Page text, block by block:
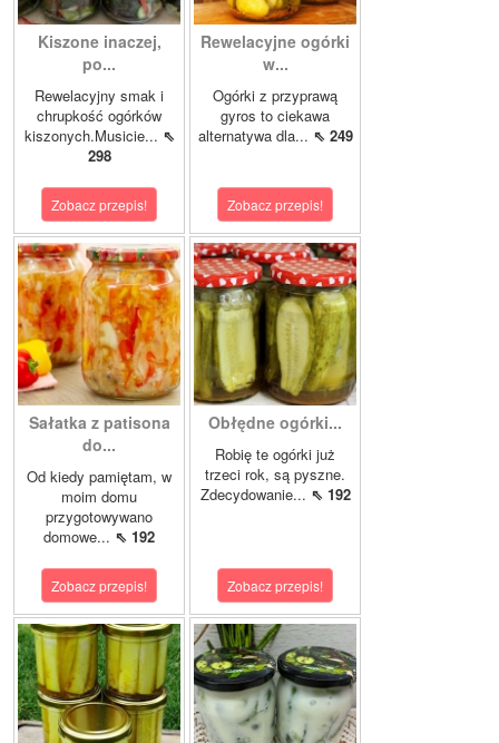
Kiszone inaczej,
po...
Rewelacyjny smak i
chrupkość ogórków
kiszonych.Musicie... ⇖
298
Zobacz przepis!
Rewelacyjne ogórki
w...
Ogórki z przyprawą
gyros to ciekawa
alternatywa dla... ⇖ 249
Zobacz przepis!
Sałatka z patisona
do...
Od kiedy pamiętam, w
moim domu
przygotowywano
domowe... ⇖ 192
Zobacz przepis!
Obłędne ogórki...
Robię te ogórki już
trzeci rok, są pyszne.
Zdecydowanie... ⇖ 192
Zobacz przepis!